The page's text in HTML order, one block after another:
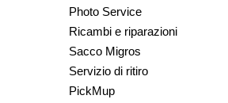
Photo Service
Ricambi e riparazioni
Sacco Migros
Servizio di ritiro
PickMup